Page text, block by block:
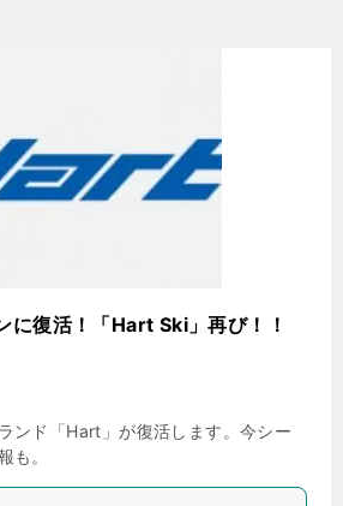
復活！「Hart Ski」再び！！
ンド「Hart」が復活します。今シー
も。